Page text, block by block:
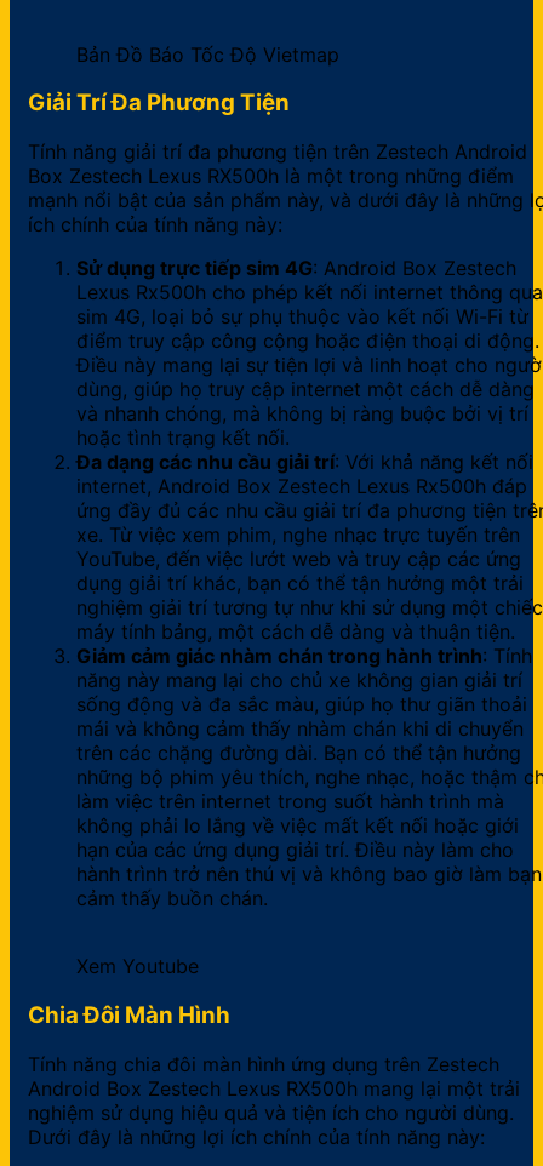
Bản Đồ Báo Tốc Độ Vietmap
Giải Trí Đa Phương Tiện
Tính năng giải trí đa phương tiện trên Zestech Android
Box Zestech Lexus RX500h là một trong những điểm
mạnh nổi bật của sản phẩm này, và dưới đây là những
ích chính của tính năng này:
Sử dụng trực tiếp sim 4G: Android Box Zestech
Lexus Rx500h cho phép kết nối internet thông qua
sim 4G, loại bỏ sự phụ thuộc vào kết nối Wi-Fi từ
điểm truy cập công cộng hoặc điện thoại di động.
Điều này mang lại sự tiện lợi và linh hoạt cho
dùng, giúp họ truy cập internet một cách dễ dàng
và nhanh chóng, mà không bị ràng buộc bởi vị trí
hoặc tình trạng kết nối.
Đa dạng các nhu cầu giải trí: Với khả năng kết nối
internet, Android Box Zestech Lexus Rx500h đáp
ứng đầy đủ các nhu cầu giải trí đa phương tiện
xe. Từ việc xem phim, nghe nhạc trực tuyến trên
YouTube, đến việc lướt web và truy cập các ứng
dụng giải trí khác, bạn có thể tận hưởng một trải
nghiệm giải trí tương tự như khi sử dụng một chiếc
máy tính bảng, một cách dễ dàng và thuận tiện.
Giảm cảm giác nhàm chán trong hành trình: Tính
năng này mang lại cho chủ xe không gian giải trí
sống động và đa sắc màu, giúp họ thư giãn thoải
mái và không cảm thấy nhàm chán khi di chuyển
trên các chặng đường dài. Bạn có thể tận hưởng
những bộ phim yêu thích, nghe nhạc, hoặc thậm
làm việc trên internet trong suốt hành trình mà
không phải lo lắng về việc mất kết nối hoặc giới
hạn của các ứng dụng giải trí. Điều này làm cho
hành trình trở nên thú vị và không bao giờ làm bạn
cảm thấy buồn chán.
Xem Youtube
Chia Đôi Màn Hình
Tính năng chia đôi màn hình ứng dụng trên Zestech
Android Box Zestech Lexus RX500h mang lại một trải
nghiệm sử dụng hiệu quả và tiện ích cho người dùng.
Dưới đây là những lợi ích chính của tính năng này: